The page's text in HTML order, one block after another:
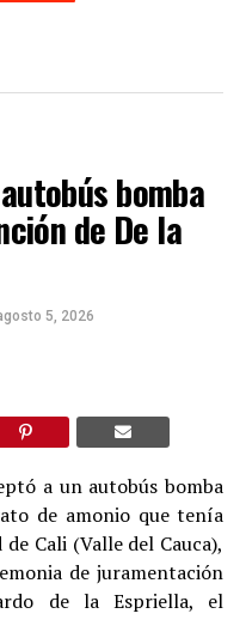
bomba
de De la
5, 2026
a un autobús bomba
de amonio que tenía
Cali (Valle del Cauca),
de juramentación
de la Espriella, el